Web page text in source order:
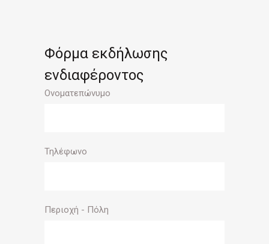
Φόρμα εκδήλωσης
ενδιαφέροντος
Ονοματεπώνυμο
Τηλέφωνο
Περιοχή - Πόλη